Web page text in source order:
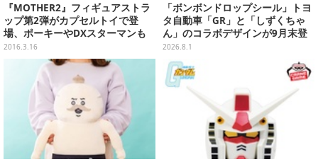
『MOTHER2』フィギュアストラ
ップ第2弾がカプセルトイで登
場、ポーキーやDXスターマンも
2016.3.16
「ボンボンドロップシール」トヨ
タ自動車「GR」と「しずくちゃ
ん」のコラボデザインが9月末登
場！くま吉らも描かれた全4柄
2026.8.1